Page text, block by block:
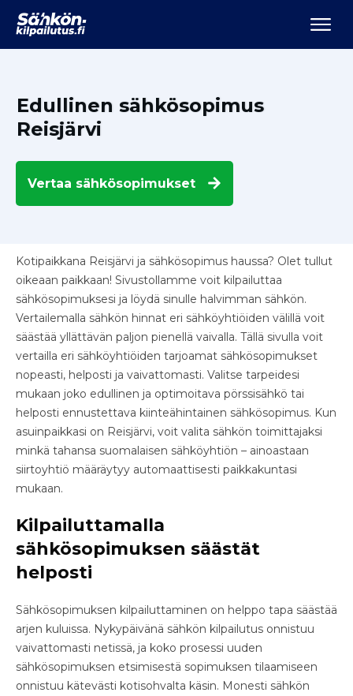
Edullinen sähkösopimus
Reisjärvi
Vertaa sähkösopimukset
Kotipaikkana Reisjärvi ja sähkösopimus haussa? Olet tullut
oikeaan paikkaan! Sivustollamme voit kilpailuttaa
sähkösopimuksesi ja löydä sinulle halvimman sähkön.
Vertailemalla sähkön hinnat eri sähköyhtiöiden välillä voit
säästää yllättävän paljon pienellä vaivalla. Tällä sivulla voit
vertailla eri sähköyhtiöiden tarjoamat sähkösopimukset
nopeasti, helposti ja vaivattomasti. Valitse tarpeidesi
mukaan joko edullinen ja optimoitava pörssisähkö tai
helposti ennustettava kiinteähintainen sähkösopimus. Kun
asuinpaikkasi on Reisjärvi, voit valita sähkön toimittajaksi
minkä tahansa suomalaisen sähköyhtiön – ainoastaan
siirtoyhtiö määräytyy automaattisesti paikkakuntasi
mukaan.
Kilpailuttamalla
sähkösopimuksen säästät
helposti
Sähkösopimuksen kilpailuttaminen on helppo tapa säästää
arjen kuluissa. Nykypäivänä sähkön kilpailutus onnistuu
vaivattomasti netissä, ja koko prosessi uuden
sähkösopimuksen etsimisestä sopimuksen tilaamiseen
onnistuu kätevästi kotisohvalta käsin. Monesti sähkön